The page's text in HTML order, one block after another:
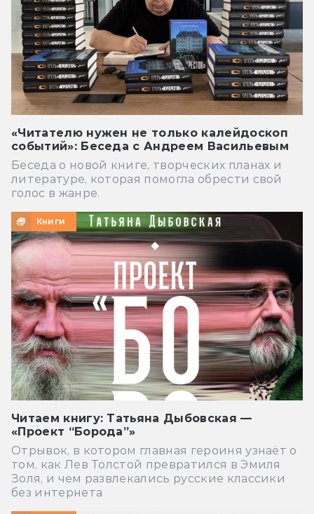
«Читателю нужен не только калейдоскоп
событий»: Беседа с Андреем Васильевым
Беседа о новой книге, творческих планах и
литературе, которая помогла обрести свой
голос в жанре.
Книги
Читаем книгу: Татьяна Дыбовская —
«Проект “Борода”»
Отрывок, в котором главная героиня узнаёт о
том, как Лев Толстой превратился в Эмиля
Золя, и чем развлекались русские классики
без интернета